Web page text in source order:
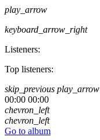
play_arrow
keyboard_arrow_right
Listeners:
Top listeners:
skip_previous play_arrow
00:00 00:00
chevron_left
chevron_left
Go to album